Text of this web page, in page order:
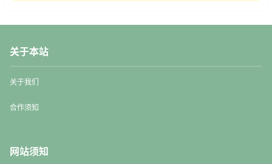
关于本站
关于我们
合作须知
网站须知